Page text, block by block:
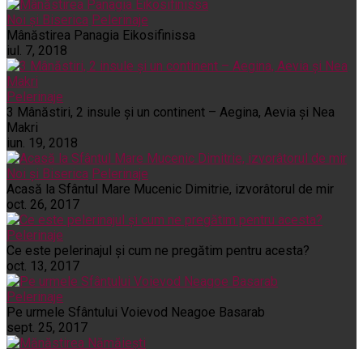
Noi și Biserica Pelerinaje
Mânăstirea Panagia Eikosifinissa
iul. 7, 2018
Pelerinaje
3 Mânăstiri, 2 insule și un continent – Aegina, Aevia și Nea
Makri
iun. 19, 2018
Noi și Biserica Pelerinaje
Acasă la Sfântul Mare Mucenic Dimitrie, izvorâtorul de mir
oct. 26, 2017
Pelerinaje
Ce este pelerinajul şi cum ne pregătim pentru acesta?
oct. 13, 2017
Pelerinaje
Pe urmele Sfântului Voievod Neagoe Basarab
sept. 25, 2017